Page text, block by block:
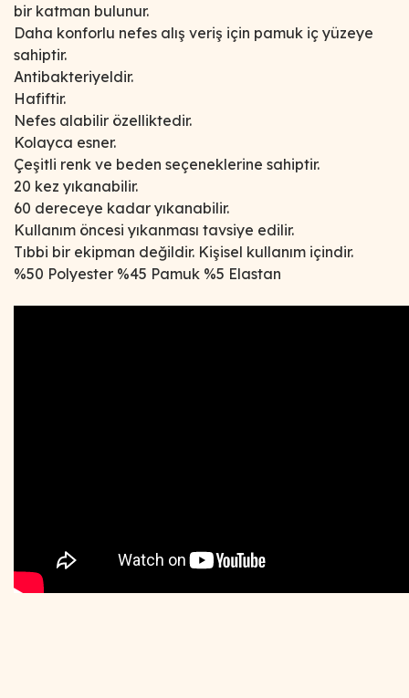
bir katman bulunur.
Daha konforlu nefes alış veriş için pamuk iç yüzeye
sahiptir.
Antibakteriyeldir.
Hafiftir.
Nefes alabilir özelliktedir.
Kolayca esner.
Çeşitli renk ve beden seçeneklerine sahiptir.
20 kez yıkanabilir.
60 dereceye kadar yıkanabilir.
Kullanım öncesi yıkanması tavsiye edilir.
Tıbbi bir ekipman değildir. Kişisel kullanım içindir.
%50 Polyester %45 Pamuk %5 Elastan